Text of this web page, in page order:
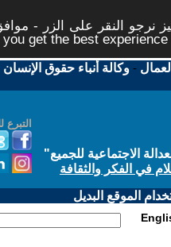
نرجو النقر على الزر -
get the best
-وكالة أنباء حقوق الإنسان
الاجتماعية للجميع"
في الفكر والثقافة
الموقع البديل